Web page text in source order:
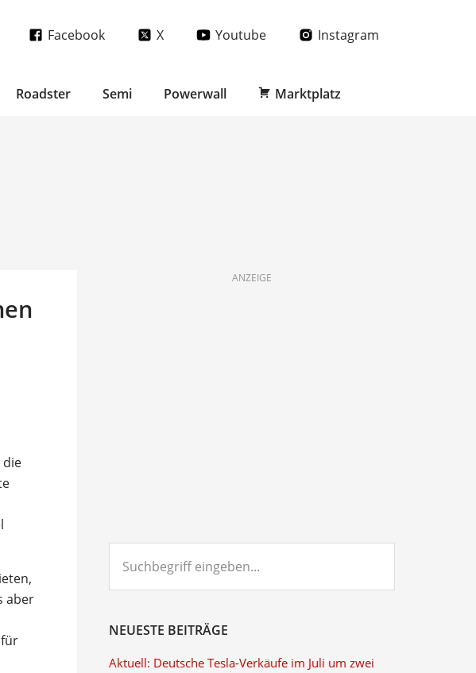
Facebook X Youtube Instagram
Roadster Semi Powerwall Marktplatz
die
aber
ANZEIGE
eingeben...
NEUESTE BEITRÄGE
Aktuell: Deutsche Tesla-Verkäufe im Juli um zwei